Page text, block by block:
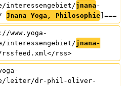
interessengebiet/jnana -
Jnana Yoga, Philosophie]===
www.yoga-
interessengebiet/jnana-
rss>
leiter/dr-phil-oliver-